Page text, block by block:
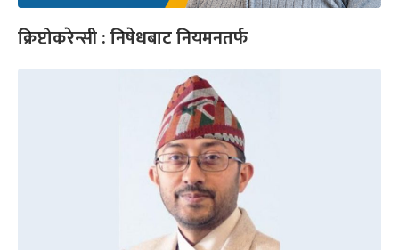
क्रिप्टोकरेन्सी : निषेधबाट नियमनतर्फ